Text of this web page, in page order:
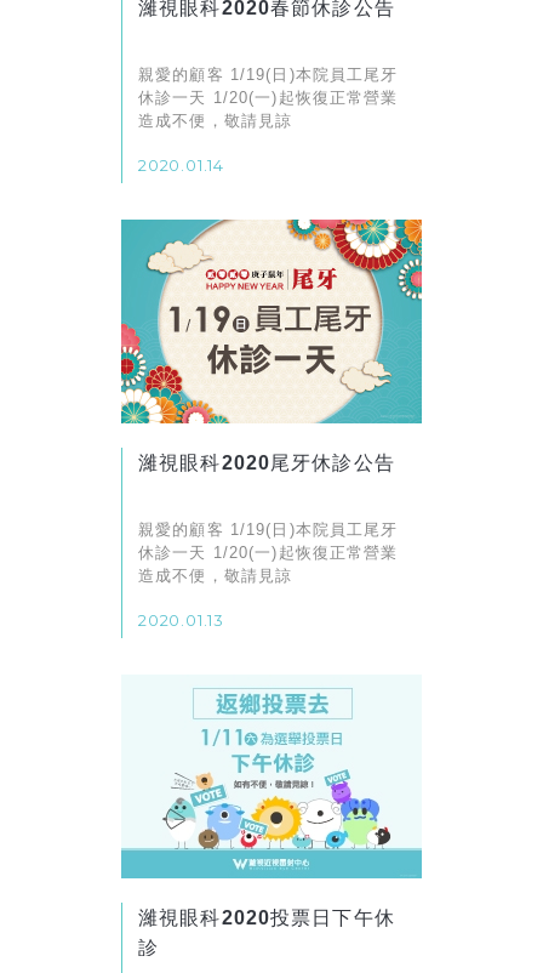
濰視眼科2020春節休診公告
親愛的顧客 1/19(日)本院員工尾牙
休診一天 1/20(一)起恢復正常營業
造成不便，敬請見諒
2020.01.14
濰視眼科2020尾牙休診公告
親愛的顧客 1/19(日)本院員工尾牙
休診一天 1/20(一)起恢復正常營業
造成不便，敬請見諒
2020.01.13
濰視眼科2020投票日下午休
診